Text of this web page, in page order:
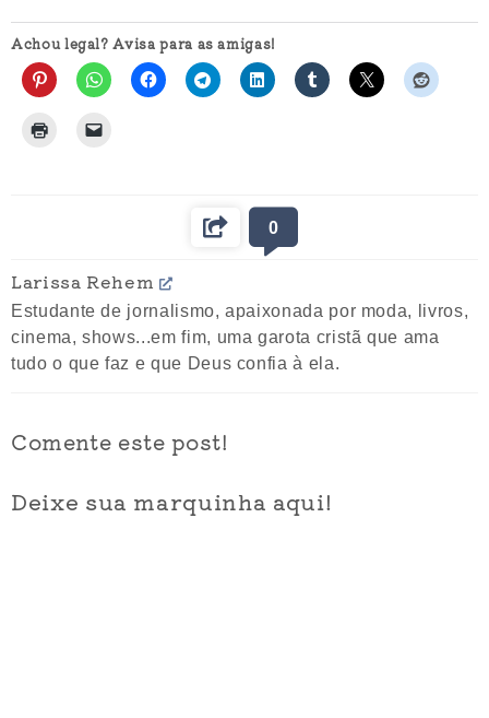
Achou legal? Avisa para as amigas!
0
Larissa Rehem
Estudante de jornalismo, apaixonada por moda, livros,
cinema, shows...em fim, uma garota cristã que ama
tudo o que faz e que Deus confia à ela.
Comente este post!
Deixe sua marquinha aqui!